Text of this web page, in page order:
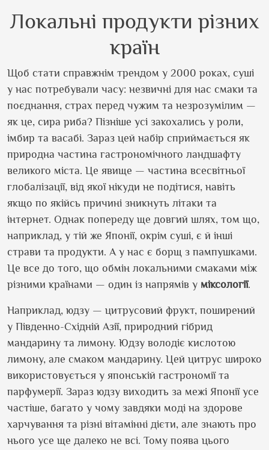
Локальні продукти різних
країн
Щоб стати справжнім трендом у 2000 роках, суші
у нас потребували часу: незвичні для нас смаки та
поєднання, страх перед чужим та незрозумілим —
як це, сира риба? Пізніше усі закохались у роли,
імбир та васабі. Зараз цей набір сприймається як
природна частина гастрономічного ландшафту
великого міста. Це явище — частина всесвітньої
глобалізації, від якої нікуди не подітися, навіть
якщо по якійсь причині зникнуть літаки та
інтернет. Однак попереду ще довгий шлях, том що,
наприклад, у тій же Японії, окрім суші, є й інші
страви та продукти. А у нас є борщ з пампушками.
Це все до того, що обмін локальними смаками між
різними країнами — один із напрямів у міксології.
Наприклад, юдзу — цитрусовий фрукт, поширений
у Південно-Східній Азії, природний гібрид
мандарину та лимону. Юдзу володіє кислотою
лимону, але смаком мандарину. Цей цитрус широко
використовується у японській гастрономії та
парфумерії. Зараз юдзу виходить за межі Японії усе
частіше, багато у чому завдяки моді на здорове
харчування та різні вітамінні дієти, але знають про
нього усе ще далеко не всі. Тому поява цього